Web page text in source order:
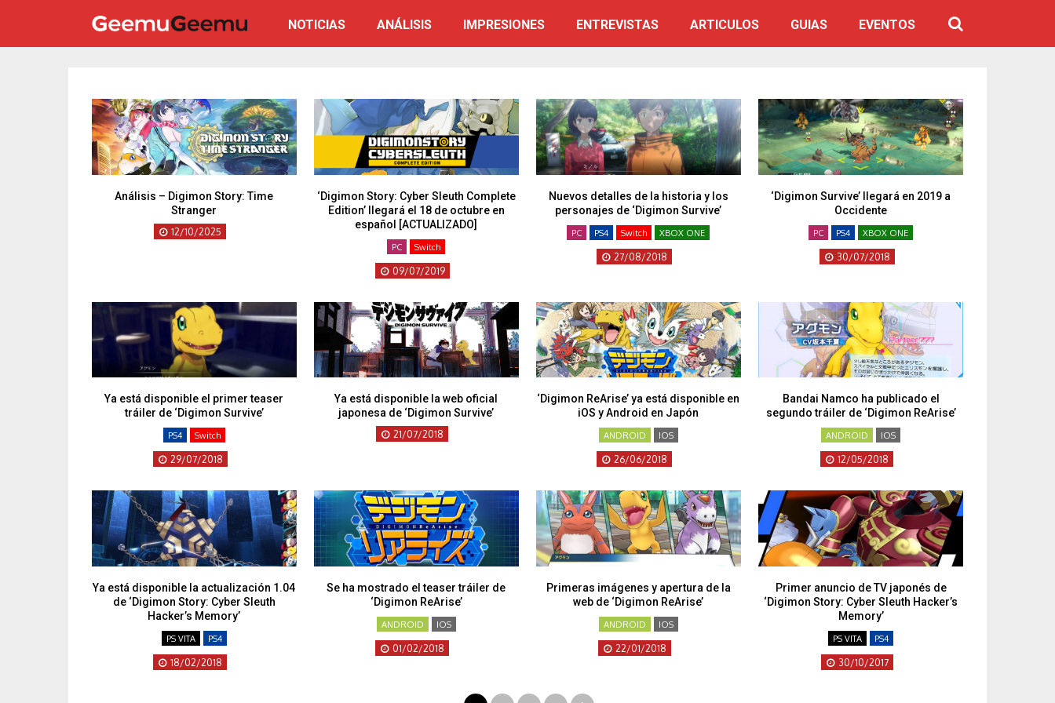
NOTICIAS ANÁLISIS IMPRESIONES ENTREVISTAS ARTICULOS GUIAS EVENTOS
Análisis – Digimon Story: Time
Stranger
12/10/2025
‘Digimon Story: Cyber Sleuth Complete
Edition’ llegará el 18 de octubre en
español [ACTUALIZADO]
PC Switch
09/07/2019
Nuevos detalles de la historia y los
personajes de ‘Digimon Survive’
PC PS4 Switch XBOX ONE
27/08/2018
‘Digimon Survive’ llegará en 2019 a
Occidente
PC PS4 XBOX ONE
30/07/2018
Ya está disponible el primer teaser
tráiler de ‘Digimon Survive’
PS4 Switch
29/07/2018
Ya está disponible la web oficial
japonesa de ‘Digimon Survive’
21/07/2018
‘Digimon ReArise’ ya está disponible en
iOS y Android en Japón
ANDROID IOS
26/06/2018
Bandai Namco ha publicado el
segundo tráiler de ‘Digimon ReArise’
ANDROID IOS
12/05/2018
Ya está disponible la actualización 1.04
de ‘Digimon Story: Cyber Sleuth
Hacker’s Memory’
PS VITA PS4
18/02/2018
Se ha mostrado el teaser tráiler de
‘Digimon ReArise’
ANDROID IOS
01/02/2018
Primeras imágenes y apertura de la
web de ‘Digimon ReArise’
ANDROID IOS
22/01/2018
Primer anuncio de TV japonés de
‘Digimon Story: Cyber Sleuth Hacker’s
Memory’
PS VITA PS4
30/10/2017